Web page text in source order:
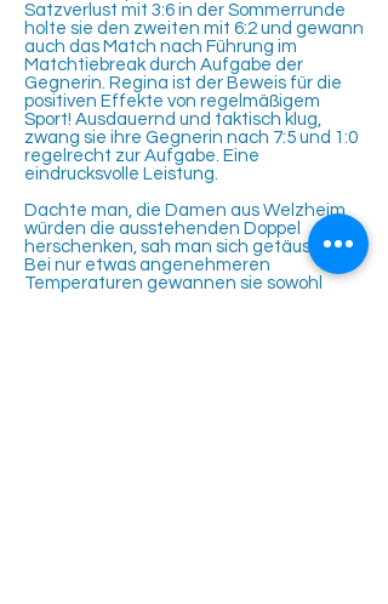
Satzverlust mit 3:6 in der Sommerrunde
holte sie den zweiten mit 6:2 und gewann
auch das Match nach Führung im
Matchtiebreak durch Aufgabe der
Gegnerin. Regina ist der Beweis für die
positiven Effekte von regelmäßigem
Sport! Ausdauernd und taktisch klug,
zwang sie ihre Gegnerin nach 7:5 und 1:0
regelrecht zur Aufgabe. Eine
eindrucksvolle Leistung.
Dachte man, die Damen aus Welzheim
würden die ausstehenden Doppel
herschenken, sah man sich getäuscht.
Bei nur etwas angenehmeren
Temperaturen gewannen sie sowohl